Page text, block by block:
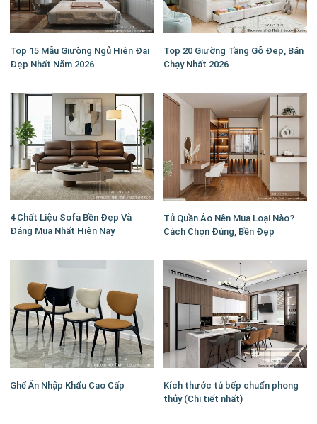
Top 15 Mẫu Giường Ngủ Hiện Đại
Đẹp Nhất Năm 2026
Top 20 Giường Tầng Gỗ Đẹp, Bán
Chạy Nhất 2026
4 Chất Liệu Sofa Bền Đẹp Và
Đáng Mua Nhất Hiện Nay
Tủ Quần Áo Nên Mua Loại Nào?
Cách Chọn Đúng, Bền Đẹp
Ghế Ăn Nhập Khẩu Cao Cấp
Kích thước tủ bếp chuẩn phong
thủy (Chi tiết nhất)